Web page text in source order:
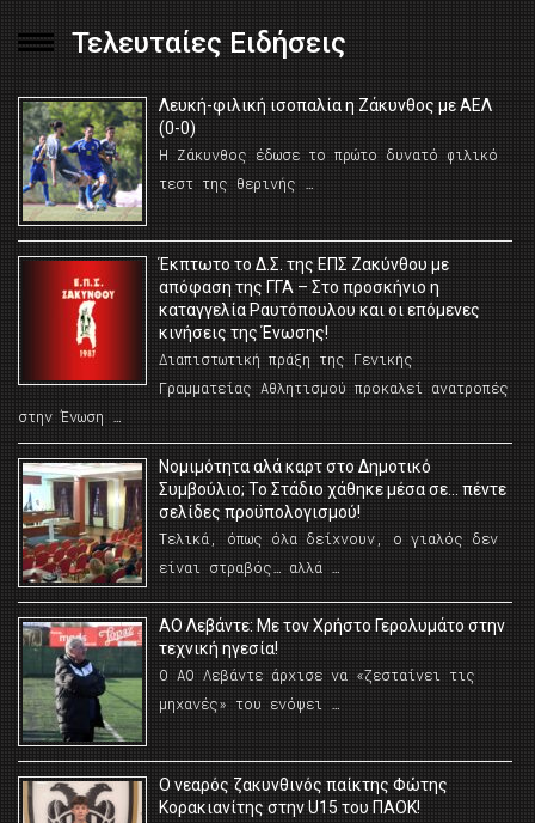
Τελευταίες Ειδήσεις
Λευκή-φιλική ισοπαλία η Ζάκυνθος με ΑΕΛ
(0-0)
Η Ζάκυνθος έδωσε το πρώτο δυνατό φιλικό
τεστ της θερινής …
Έκπτωτο το Δ.Σ. της ΕΠΣ Ζακύνθου με
απόφαση της ΓΓΑ – Στο προσκήνιο η
καταγγελία Ραυτόπουλου και οι επόμενες
κινήσεις της Ένωσης!
Διαπιστωτική πράξη της Γενικής
Γραμματείας Αθλητισμού προκαλεί ανατροπές
στην Ένωση …
Νομιμότητα αλά καρτ στο Δημοτικό
Συμβούλιο; Το Στάδιο χάθηκε μέσα σε… πέντε
σελίδες προϋπολογισμού!
Τελικά, όπως όλα δείχνουν, ο γιαλός δεν
είναι στραβός… αλλά …
ΑΟ Λεβάντε: Με τον Χρήστο Γερολυμάτο στην
τεχνική ηγεσία!
Ο ΑΟ Λεβάντε άρχισε να «ζεσταίνει τις
μηχανές» του ενόψει …
O νεαρός ζακυνθινός παίκτης Φώτης
Κορακιανίτης στην U15 του ΠΑΟΚ!